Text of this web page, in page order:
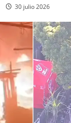
30 julio 2026